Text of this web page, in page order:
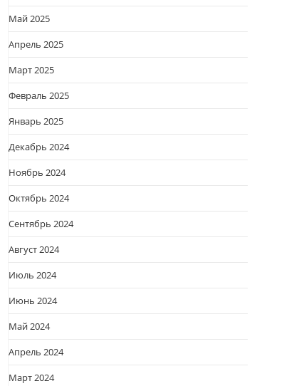
Май 2025
Апрель 2025
Март 2025
Февраль 2025
Январь 2025
Декабрь 2024
Ноябрь 2024
Октябрь 2024
Сентябрь 2024
Август 2024
Июль 2024
Июнь 2024
Май 2024
Апрель 2024
Март 2024